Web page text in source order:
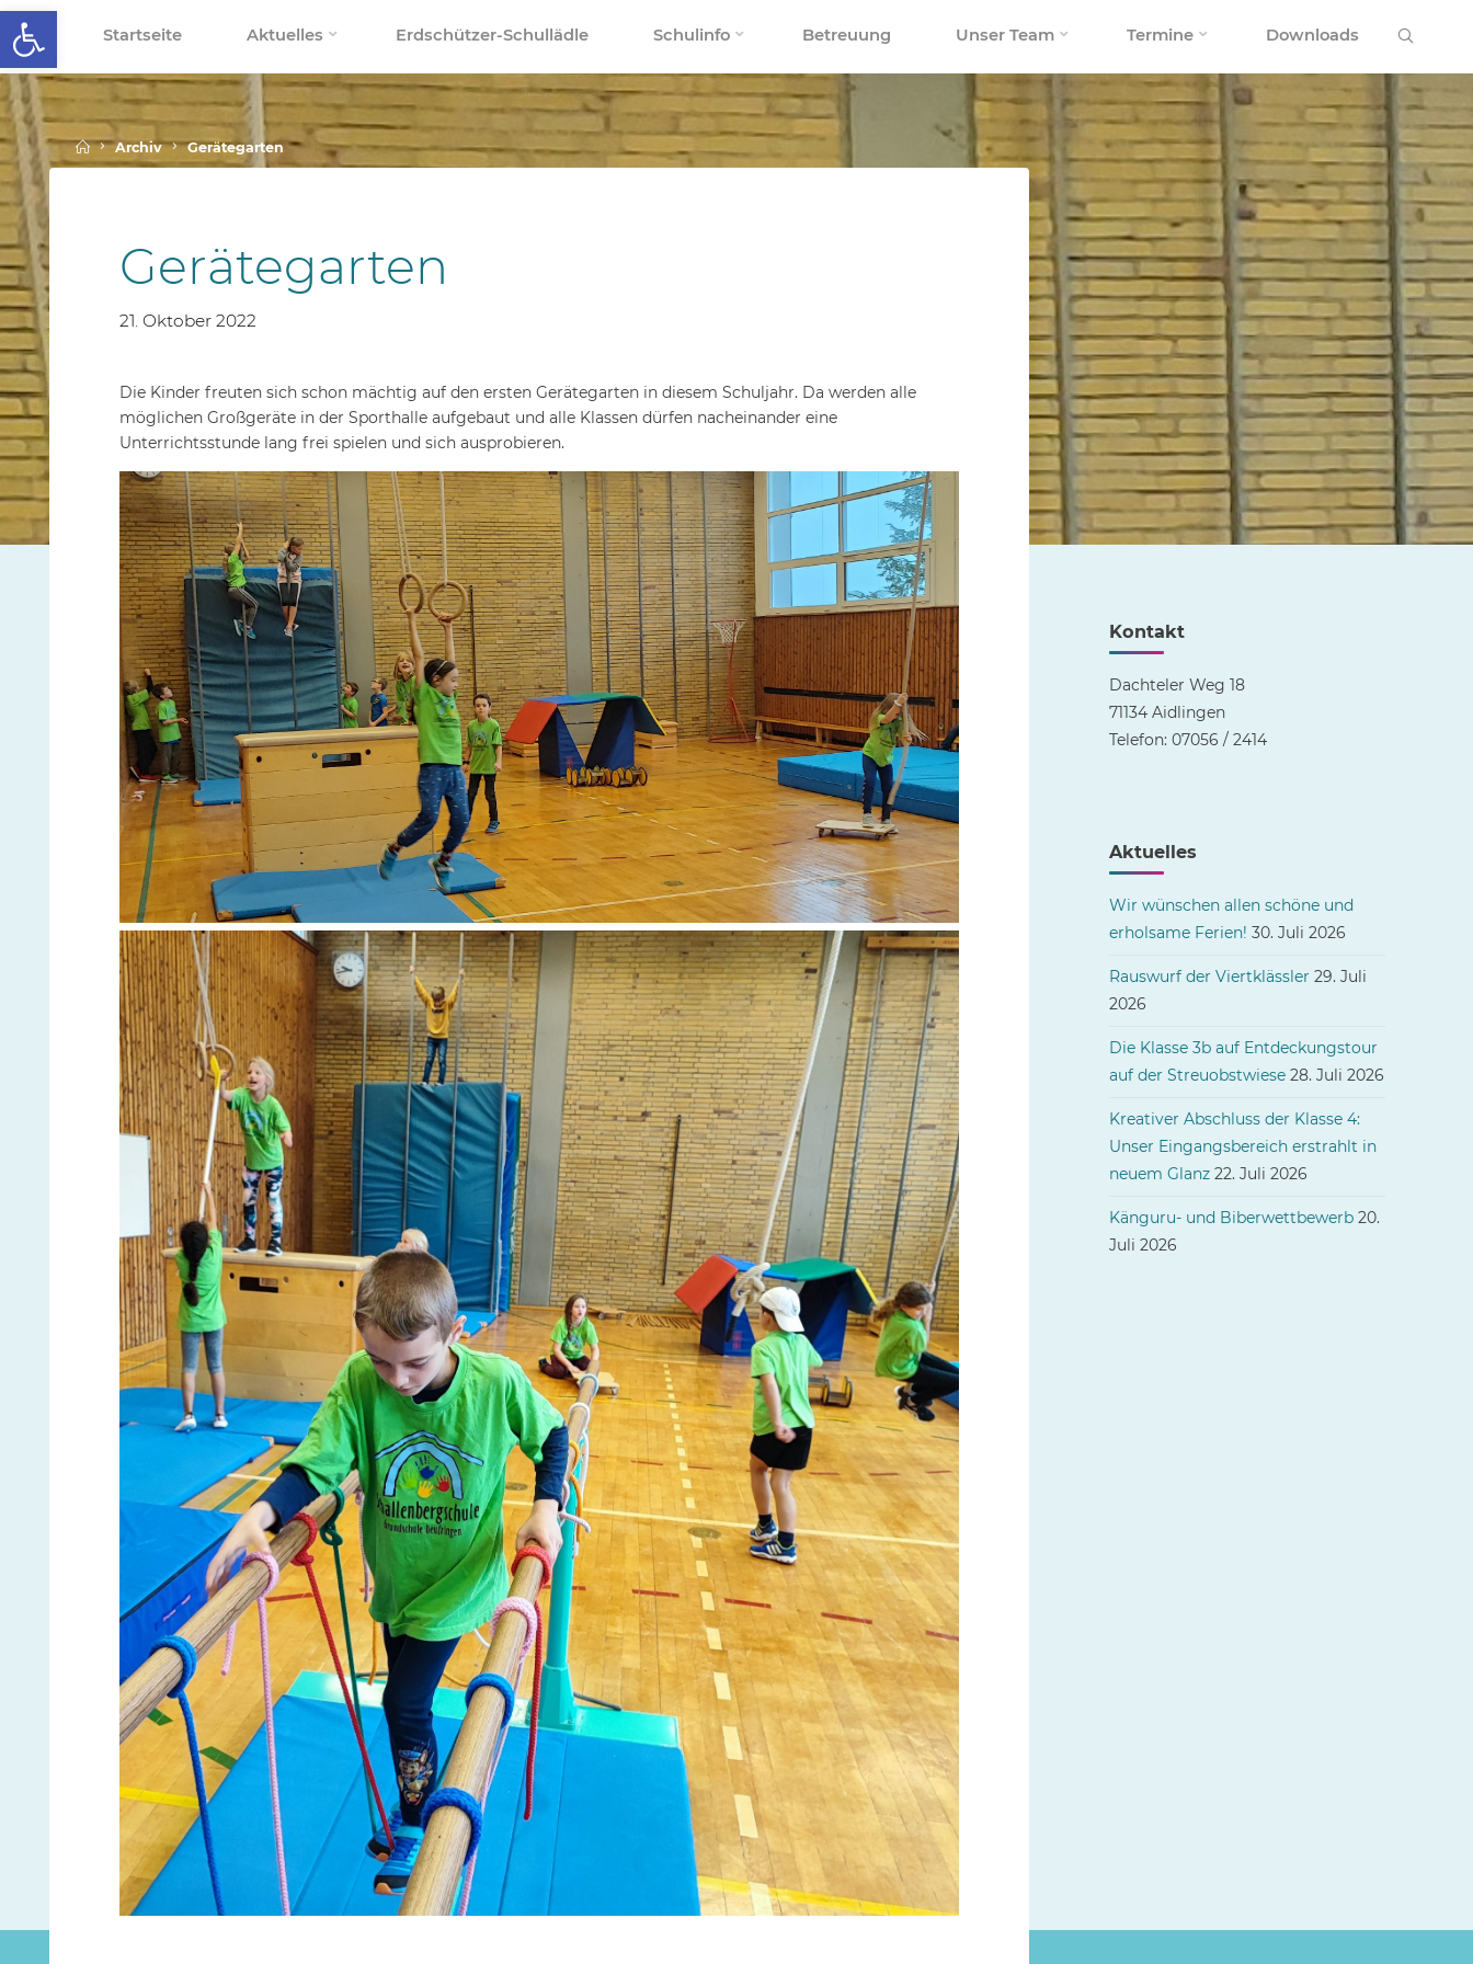
Werkzeugleiste öffnen
Skip
to
content
Startseite Aktuelles Erdschützer-Schullädle Schulinfo Betreuung Unser Team Termine Downloads
HomeArchiv Gerätegarten
Gerätegarten
21. Oktober 2022
Die Kinder freuten sich schon mächtig auf den ersten Gerätegarten in diesem Schuljahr. Da werden alle
möglichen Großgeräte in der Sporthalle aufgebaut und alle Klassen dürfen nacheinander eine
Unterrichtsstunde lang frei spielen und sich ausprobieren.
Kontakt
Dachteler Weg 18
71134 Aidlingen
Telefon: 07056 / 2414
Aktuelles
Wir wünschen allen schöne und
erholsame Ferien! 30. Juli 2026
Rauswurf der Viertklässler 29. Juli
2026
Die Klasse 3b auf Entdeckungstour
auf der Streuobstwiese 28. Juli 2026
Kreativer Abschluss der Klasse 4:
Unser Eingangsbereich erstrahlt in
neuem Glanz 22. Juli 2026
Känguru- und Biberwettbewerb 20.
Juli 2026